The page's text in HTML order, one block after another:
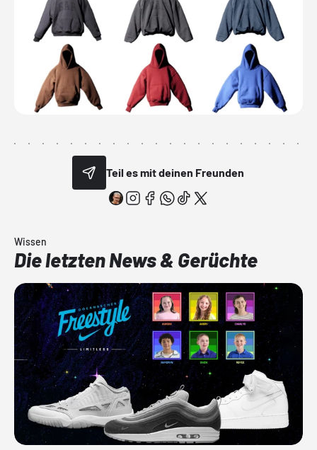
Teil es mit deinen Freunden
Wissen
Die letzten News & Gerüchte